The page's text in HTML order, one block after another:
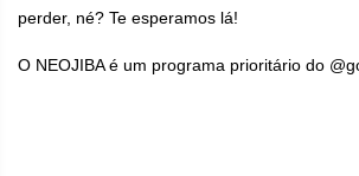
perder, né? Te esperamos lá!
O NEOJIBA é um programa prioritário do